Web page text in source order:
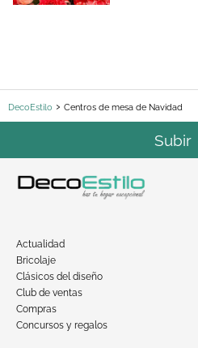
DecoEstilo Centros de mesa de Navidad
Subir
Actualidad
Bricolaje
Clásicos del diseño
Club de ventas
Compras
Concursos y regalos